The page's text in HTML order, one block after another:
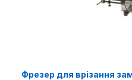
Фрезер для врізання